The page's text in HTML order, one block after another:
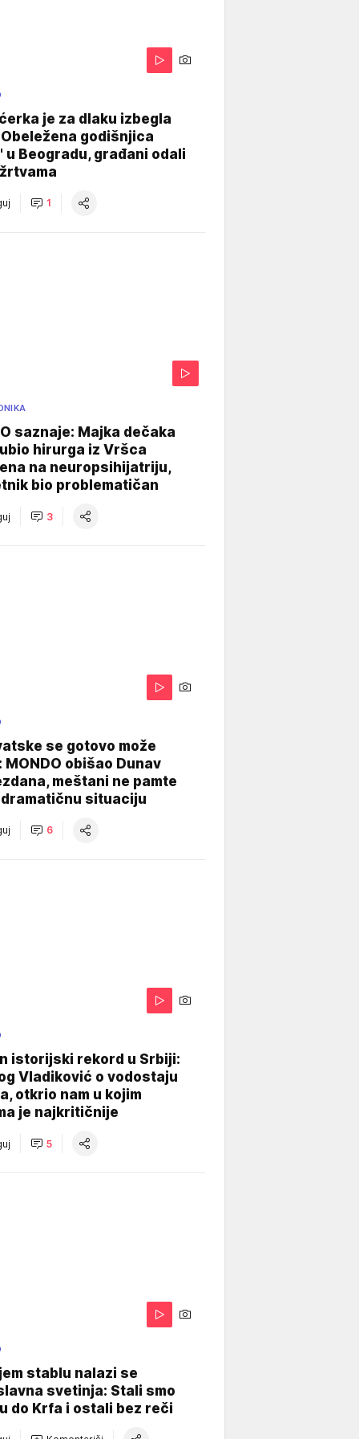
je za dlaku izbegla
godišnjica
u Beogradu, građani odali
1
saznaje: Majka dečaka
hirurga iz Vršca
na neuropsihijatriju,
bio problematičan
3
se gotovo može
MONDO obišao Dunav
meštani ne pamte
situaciju
6
istorijski rekord u Srbiji:
Vladiković o vodostaju
otkrio nam u kojim
je najkritičnije
5
stablu nalazi se
svetinja: Stali smo
do Krfa i ostali bez reči